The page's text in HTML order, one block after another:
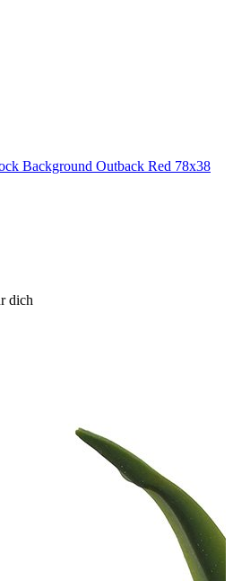
Background Outback Red 78x38
dich